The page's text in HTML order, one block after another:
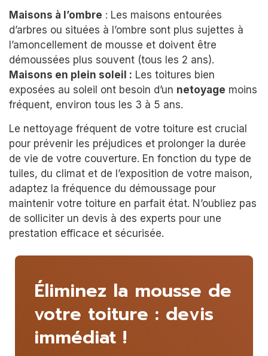
Maisons à l’ombre : Les maisons entourées
d’arbres ou situées à l’ombre sont plus sujettes à
l’amoncellement de mousse et doivent être
démoussées plus souvent (tous les 2 ans).
Maisons en plein soleil : Les toitures bien
exposées au soleil ont besoin d’un netoyage moins
fréquent, environ tous les 3 à 5 ans.
Le nettoyage fréquent de votre toiture est crucial
pour prévenir les préjudices et prolonger la durée
de vie de votre couverture. En fonction du type de
tuiles, du climat et de l’exposition de votre maison,
adaptez la fréquence du démoussage pour
maintenir votre toiture en parfait état. N’oubliez pas
de solliciter un devis à des experts pour une
prestation efficace et sécurisée.
Éliminez la mousse de
votre toiture : devis
immédiat !